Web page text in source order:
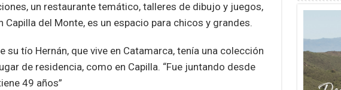
un restaurante temático, talleres de dibujo y juegos,
Capilla del Monte, es un espacio para chicos y grandes.
su tío Hernán, que vive en Catamarca, tenía una colección
de residencia, como en Capilla. “Fue juntando desde
49 años”